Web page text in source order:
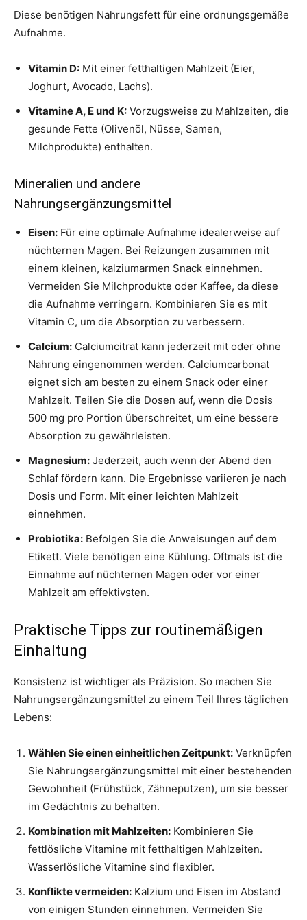
Diese benötigen Nahrungsfett für eine ordnungsgemäße
Aufnahme.
Vitamin D: Mit einer fetthaltigen Mahlzeit (Eier,
Joghurt, Avocado, Lachs).
Vitamine A, E und K: Vorzugsweise zu Mahlzeiten, die
gesunde Fette (Olivenöl, Nüsse, Samen,
Milchprodukte) enthalten.
Mineralien und andere
Nahrungsergänzungsmittel
Eisen: Für eine optimale Aufnahme idealerweise auf
nüchternen Magen. Bei Reizungen zusammen mit
einem kleinen, kalziumarmen Snack einnehmen.
Vermeiden Sie Milchprodukte oder Kaffee, da diese
die Aufnahme verringern. Kombinieren Sie es mit
Vitamin C, um die Absorption zu verbessern.
Calcium: Calciumcitrat kann jederzeit mit oder ohne
Nahrung eingenommen werden. Calciumcarbonat
eignet sich am besten zu einem Snack oder einer
Mahlzeit. Teilen Sie die Dosen auf, wenn die Dosis
500 mg pro Portion überschreitet, um eine bessere
Absorption zu gewährleisten.
Magnesium: Jederzeit, auch wenn der Abend den
Schlaf fördern kann. Die Ergebnisse variieren je nach
Dosis und Form. Mit einer leichten Mahlzeit
einnehmen.
Probiotika: Befolgen Sie die Anweisungen auf dem
Etikett. Viele benötigen eine Kühlung. Oftmals ist die
Einnahme auf nüchternen Magen oder vor einer
Mahlzeit am effektivsten.
Praktische Tipps zur routinemäßigen
Einhaltung
Konsistenz ist wichtiger als Präzision. So machen Sie
Nahrungsergänzungsmittel zu einem Teil Ihres täglichen
Lebens:
Wählen Sie einen einheitlichen Zeitpunkt: Verknüpfen
Sie Nahrungsergänzungsmittel mit einer bestehenden
Gewohnheit (Frühstück, Zähneputzen), um sie besser
im Gedächtnis zu behalten.
Kombination mit Mahlzeiten: Kombinieren Sie
fettlösliche Vitamine mit fetthaltigen Mahlzeiten.
Wasserlösliche Vitamine sind flexibler.
Konflikte vermeiden: Kalzium und Eisen im Abstand
von einigen Stunden einnehmen. Vermeiden Sie